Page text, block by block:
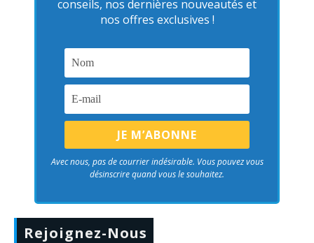
conseils, nos dernières nouveautés et
nos offres exclusives !
Avec nous, pas de courrier indésirable. Vous pouvez vous
désinscrire quand vous le souhaitez.
Rejoignez-Nous